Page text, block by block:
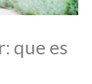
que es